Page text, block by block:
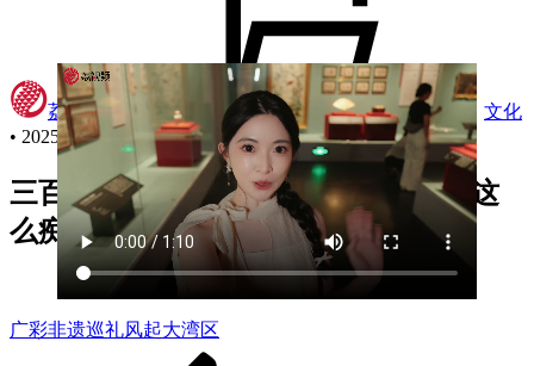
荔视频•
文化
• 2025年9月10日 15:29
三百年前，西方人竟为Made in china这
么痴迷过！
广彩非遗巡礼风起大湾区